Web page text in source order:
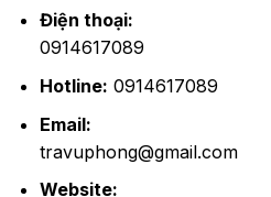
Điện thoại:
0914617089
Hotline: 0914617089
Email:
travuphong@gmail.com
Website: